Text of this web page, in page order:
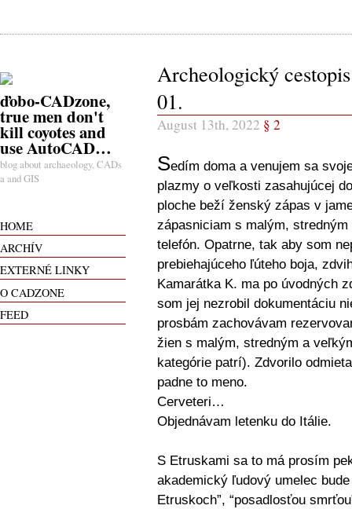
ďobo-CADzone,
true men don't
kill coyotes and
use AutoCAD…
blog about archaeology, CADs
a and GIS
HOME
ARCHÍV
EXTERNÉ LINKY
O CADZONE
FEED
Archeologický
01.
August 13th, 2022 § 2
Sedím doma a venujem sa
plazmy o veľkosti zasahujúcej
ploche beží ženský zápas v
zápasniciam s malým,
telefón. Opatrne, tak aby som
prebiehajúceho ľúteho boja,
Kamarátka K. ma po úvodných
som jej nezrobil dokumentáciu
prosbám zachovávam
žien s malým, stredným a
kategórie patrí). Zdvorilo
padne to meno.
Cerveteri…
Objednávam letenku do Itálie.
S Etruskami sa to má prosím
akademický ľudový umelec
Etruskoch”, “posadlosťou